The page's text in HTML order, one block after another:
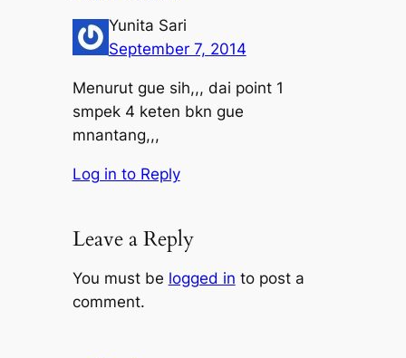
Yunita Sari
September 7, 2014
Menurut gue sih,,, dai point 1
smpek 4 keten bkn gue
mnantang,,,
Log in to Reply
Leave a Reply
You must be logged in to post a
comment.